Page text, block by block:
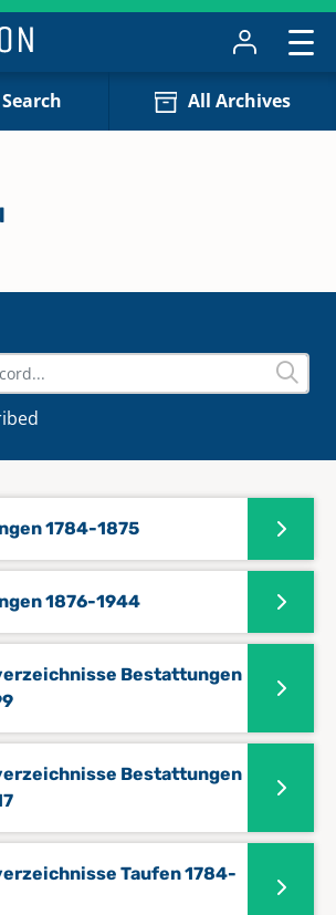
All Archives
1784-1875
1876-1944
Bestattungen
Bestattungen
Taufen 1784-